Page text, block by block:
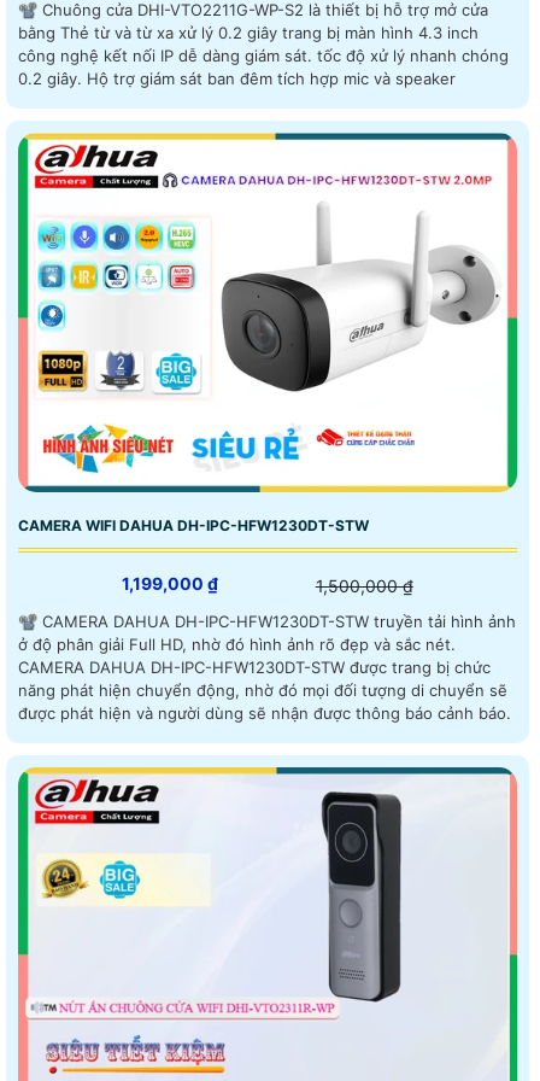
📽 Chuông cửa DHI-VTO2211G-WP-S2 là thiết bị hỗ trợ mở cửa
bằng Thẻ từ và từ xa xử lý 0.2 giây trang bị màn hình 4.3 inch
công nghệ kết nối IP dễ dàng giám sát. tốc độ xử lý nhanh chóng
0.2 giây. Hộ trợ giám sát ban đêm tích hợp mic và speaker
CAMERA WIFI DAHUA DH-IPC-HFW1230DT-STW
1,199,000 ₫ 1,500,000 ₫
📽 CAMERA DAHUA DH-IPC-HFW1230DT-STW truyền tải hình ảnh
ở độ phân giải Full HD, nhờ đó hình ảnh rõ đẹp và sắc nét.
CAMERA DAHUA DH-IPC-HFW1230DT-STW được trang bị chức
năng phát hiện chuyển động, nhờ đó mọi đối tượng di chuyển sẽ
được phát hiện và người dùng sẽ nhận được thông báo cảnh báo.